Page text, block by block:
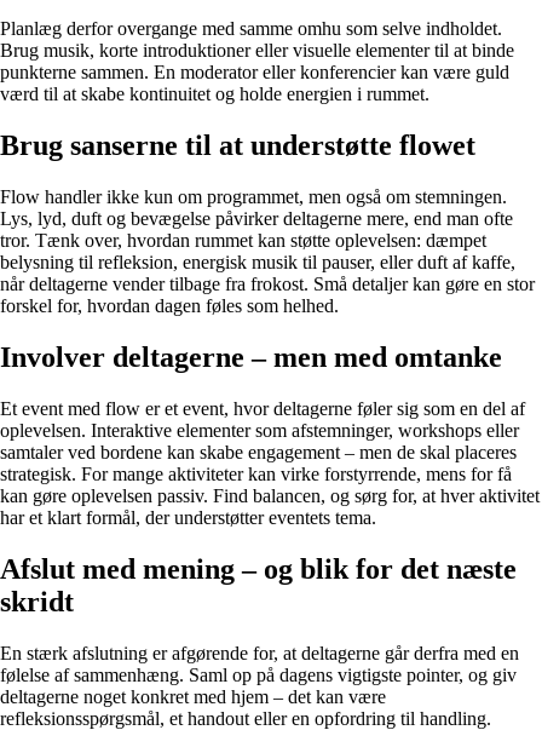
Planlæg derfor overgange med samme omhu som selve indholdet.
Brug musik, korte introduktioner eller visuelle elementer til at binde
punkterne sammen. En moderator eller konferencier kan være guld
værd til at skabe kontinuitet og holde energien i rummet.
Brug sanserne til at understøtte flowet
Flow handler ikke kun om programmet, men også om stemningen.
Lys, lyd, duft og bevægelse påvirker deltagerne mere, end man ofte
tror. Tænk over, hvordan rummet kan støtte oplevelsen: dæmpet
belysning til refleksion, energisk musik til pauser, eller duft af kaffe,
når deltagerne vender tilbage fra frokost. Små detaljer kan gøre en stor
forskel for, hvordan dagen føles som helhed.
Involver deltagerne – men med omtanke
Et event med flow er et event, hvor deltagerne føler sig som en del af
oplevelsen. Interaktive elementer som afstemninger, workshops eller
samtaler ved bordene kan skabe engagement – men de skal placeres
strategisk. For mange aktiviteter kan virke forstyrrende, mens for få
kan gøre oplevelsen passiv. Find balancen, og sørg for, at hver aktivitet
har et klart formål, der understøtter eventets tema.
Afslut med mening – og blik for det næste
skridt
En stærk afslutning er afgørende for, at deltagerne går derfra med en
følelse af sammenhæng. Saml op på dagens vigtigste pointer, og giv
deltagerne noget konkret med hjem – det kan være
refleksionsspørgsmål, et handout eller en opfordring til handling.